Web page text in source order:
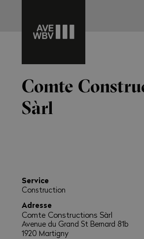
Comte
Sàrl
Service
Construction
Adresse
Comte Constructions Sàrl
Avenue du Grand St Bernard 81b
1920 Martigny